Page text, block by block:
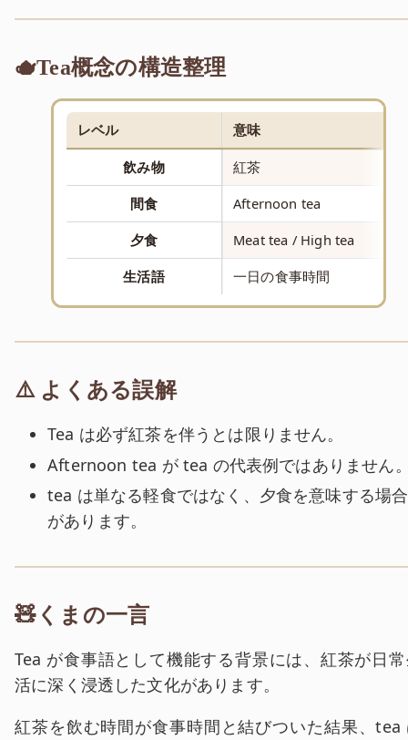
🫖Tea概念の構造整理
レベル 意味
飲み物
紅茶
間食
Afternoon tea
夕食
Meat tea / High tea
生活語
一日の食事時間
⚠️ よくある誤解
Tea は必ず紅茶を伴うとは限りません。
Afternoon tea が tea の代表例ではありません
tea は単なる軽食ではなく、夕食を意味する場合
があります。
🧸くまの一言
Tea が食事語として機能する背景には、紅茶が日
活に深く浸透した文化があります。
紅茶を飲む時間が食事時間と結びついた結果、tea